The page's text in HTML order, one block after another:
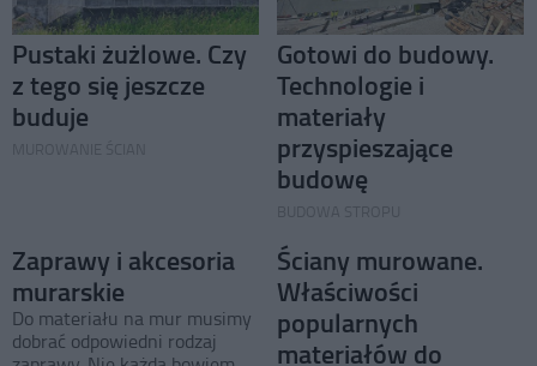
Pustaki żużlowe. Czy
z tego się jeszcze
buduje
Gotowi do budowy.
Technologie i
materiały
przyspieszające
budowę
Zaprawy i akcesoria
murarskie
Do materiału na mur musimy
dobrać odpowiedni rodzaj
Ściany murowane.
Właściwości
popularnych
materiałów do